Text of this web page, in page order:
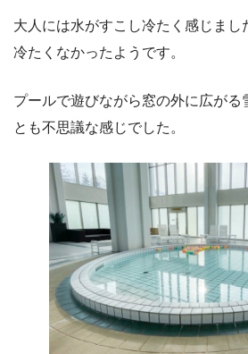
大人には水がすこし冷たく感じまし
冷たくなかったようです。
プールで遊びながら窓の外に広がる
とも不思議な感じでした。